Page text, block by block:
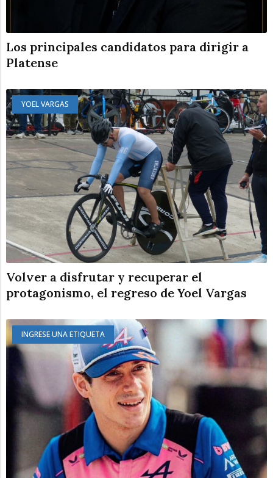
Los principales candidatos para dirigir a
Platense
YOEL VARGAS
Volver a disfrutar y recuperar el
protagonismo, el regreso de Yoel Vargas
INGRESE UNA ETIQUETA